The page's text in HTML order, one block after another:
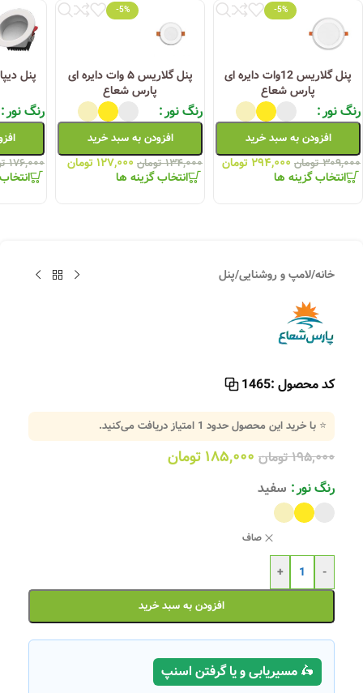
-5%
پنل گلاریس 12وات دایره ای
پارس شعاع
رنگ نور
افزودن به سبد خرید
۳۰۹,۰۰۰ تومان ۲۹۴,۰۰۰ تومان
انتخاب گزینه ها
-5%
پنل گلاریس ۵ وات دایره ای
پارس شعاع
رنگ نور
افزودن به سبد خرید
۱۳۴,۰۰۰ تومان ۱۲۷,۰۰۰ تومان
انتخاب گزینه ها
رنگ نور
۱۷۶,۰۰۰
خانه/لامپ و روشنایی/پنل
کد محصول :1465
⭐ با خرید این محصول حدود 1 امتیاز دریافت می‌کنید.
۱۹۵,۰۰۰تومان ۱۸۵,۰۰۰ تومان
رنگ نور سفید
صاف
-
+
افزودن به سبد خرید
🛵 مسیریابی و یا گرفتن اسنپ